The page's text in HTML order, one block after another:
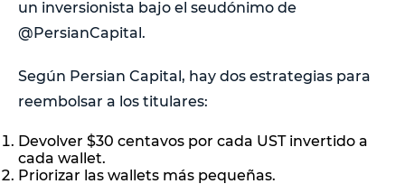
un inversionista bajo el seudónimo de
@PersianCapital.
Según Persian Capital, hay dos estrategias para
reembolsar a los titulares:
Devolver $30 centavos por cada UST invertido a
cada wallet.
Priorizar las wallets más pequeñas.